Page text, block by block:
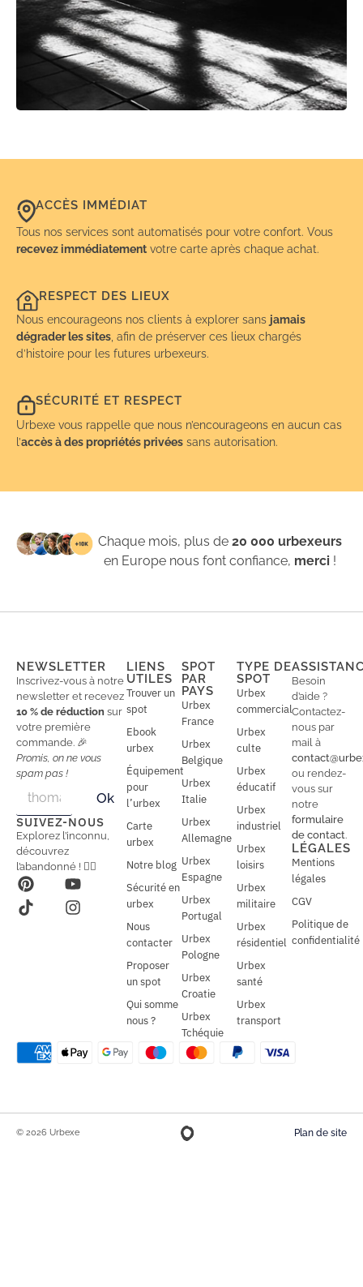
ACCÈS IMMÉDIAT
Tous nos services sont automatisés pour votre confort. Vous
recevez immédiatement votre carte après chaque achat.
RESPECT DES LIEUX
Nous encourageons nos clients à explorer sans jamais
dégrader les sites , afin de préserver ces lieux chargés
d’histoire pour les futures urbexeurs.
SÉCURITÉ ET RESPECT
Urbexe vous rappelle que nous n’encourageons en aucun cas
l’accès à des propriétés privées sans autorisation.
Chaque mois, plus de20 000 urbexeurs
en Europe nous font confiance, merci !
NEWSLETTER
Inscrivez-vous à notre
newsletter et recevez
10 % de réduction sur
votre première
commande. 🎉
Promis, on ne vous
spam pas !
a
i
l
a
i
l
*
Ok
SUIVEZ-NOUS
Explorez l’inconnu,
découvrez
l’abandonné ! 🕵️‍♂️
LIENS
UTILES
Trouver un
spot
Ebook
urbex
Équipement
pour
l’urbex
Carte
urbex
Notre blog
Sécurité en
urbex
Nous
contacter
Proposer
un spot
Qui somme
nous ?
SPOT
PAR
PAYS
Urbex
France
Urbex
Belgique
Urbex
Italie
Urbex
Allemagne
Urbex
Espagne
Urbex
Portugal
Urbex
Pologne
Urbex
Croatie
Urbex
Tchéquie
TYPE DE
SPOT
Urbex
commercial
Urbex
culte
Urbex
éducatif
Urbex
industriel
Urbex
loisirs
Urbex
militaire
Urbex
résidentiel
Urbex
santé
Urbex
transport
Besoin
d’aide ?
Contactez-
nous par
mail à
ou rendez-
vous sur
notre
formulaire
de contact.
LÉGALES
Mentions
légales
CGV
Politique de
confidentialité
© 2026 Urbexe Plan de site